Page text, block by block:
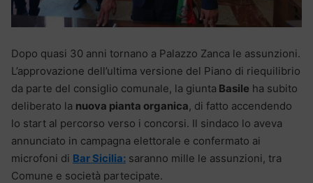
Dopo quasi 30 anni tornano a Palazzo Zanca le assunzioni.
L’approvazione dell’ultima versione del Piano di riequilibrio
da parte del consiglio comunale, la giunta Basile ha subito
deliberato la nuova pianta organica, di fatto accendendo
lo start al percorso verso i concorsi. Il sindaco lo aveva
annunciato in campagna elettorale e confermato ai
microfoni di Bar Sicilia: saranno mille le assunzioni, tra
Comune e società partecipate.